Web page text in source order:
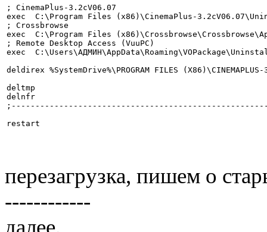
; CinemaPlus-3.2cV06.07
exec  C:\Program Files (x86)\CinemaPlus-
; Crossbrowse
exec  C:\Program Files
; Remote Desktop Access (VuuPC)
exec
deldirex %SystemDrive%\PROGRAM FILES
deltmp
delnfr
перезагрузка, пишем о
------------
далее,